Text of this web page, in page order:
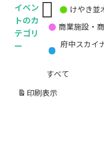
イベン
トのカ
テゴリ
ー
無
題
カ
ゴ
リ
けやき並
商業施設・
府中スカイ
すべて
印刷 表示